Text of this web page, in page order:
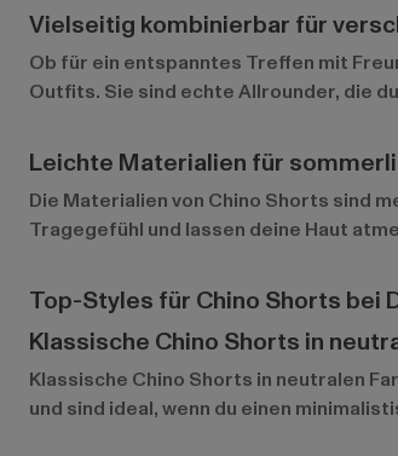
Vielseitig kombinierbar für
Ob für ein entspanntes Treffen mit
Outfits. Sie sind echte Allrounder, die
Leichte Materialien für
Die Materialien von Chino Shorts sind
Tragegefühl und lassen deine Haut
Top-Styles für Chino Shorts bei
Klassische Chino Shorts in
Klassische Chino Shorts in neutralen
und sind ideal, wenn du einen